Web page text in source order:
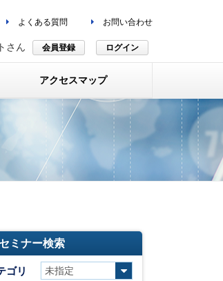
よくある質問 お問い合わせ
さん 会員登録 ログイン
アクセスマップ
セミナー検索
ゴリ